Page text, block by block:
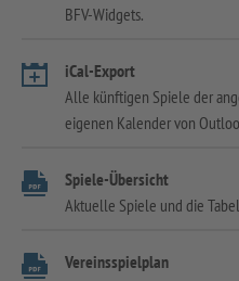
BFV-Widgets.
iCal-Export
Alle künftigen Spiele der
eigenen Kalender von
Spiele-Übersicht
Aktuelle Spiele und die
Vereinsspielplan